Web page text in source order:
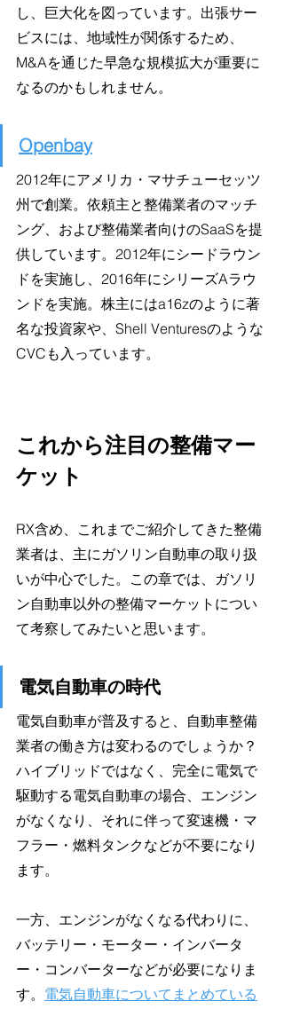
し、巨大化を図っています。出張サー
ビスには、地域性が関係するため、
M&Aを通じた早急な規模拡大が重要に
なるのかもしれません。
Openbay
2012年にアメリカ・マサチューセッツ
州で創業。依頼主と整備業者のマッチ
ング、および整備業者向けのSaaSを提
供しています。2012年にシードラウン
ドを実施し、2016年にシリーズAラウ
ンドを実施。株主にはa16zのように著
名な投資家や、Shell Venturesのような
CVCも入っています。
これから注目の整備マー
ケット
RX含め、これまでご紹介してきた整備
業者は、主にガソリン自動車の取り扱
いが中心でした。この章では、ガソリ
ン自動車以外の整備マーケットについ
て考察してみたいと思います。
電気自動車の時代
電気自動車が普及すると、自動車整備
業者の働き方は変わるのでしょうか？
ハイブリッドではなく、完全に電気で
駆動する電気自動車の場合、エンジン
がなくなり、それに伴って変速機・マ
フラー・燃料タンクなどが不要になり
ます。
一方、エンジンがなくなる代わりに、
バッテリー・モーター・インバータ
ー・コンバーターなどが必要になりま
す。 電気自動車についてまとめている